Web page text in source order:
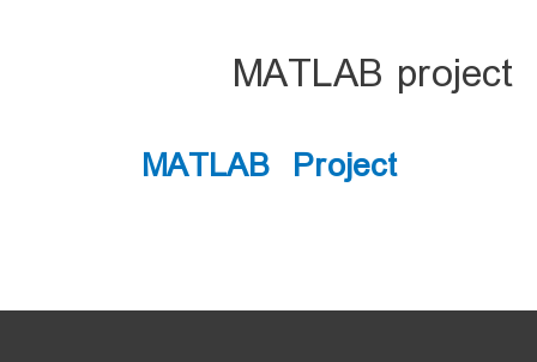
MATLAB project
MATLAB Project